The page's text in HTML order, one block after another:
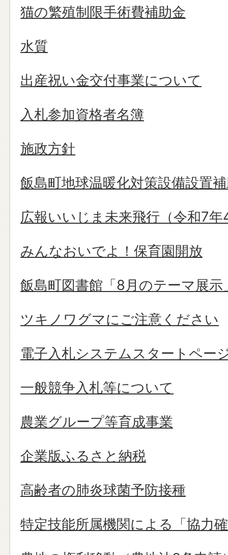
猫の繁殖制限手術費補助金
水質
出産祝い金交付事業について
入札参加資格者名簿
施政方針
飯島町地球温暖化対策設備設置
広報いいじま未来飛行（令和7年
みんなおいでよ！保育園開放
飯島町図書館「8月のテーマ展示
ツキノワグマにご注意ください
電子入札システムスタートペー
一般競争入札等について
農業グループ等育成事業
企業版ふるさと納税
高齢者の肺炎球菌予防接種
特定技能所属機関による「協力